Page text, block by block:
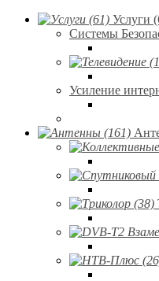
Услуги
Системы
Усиление